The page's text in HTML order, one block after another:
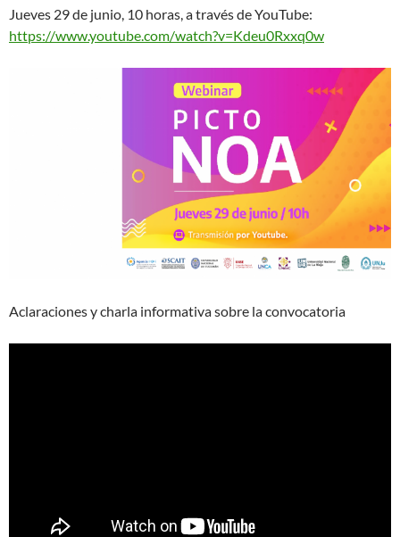
Jueves 29 de junio, 10 horas, a través de YouTube:
https://www.youtube.com/watch?v=Kdeu0Rxxq0w
Aclaraciones y charla informativa sobre la convocatoria